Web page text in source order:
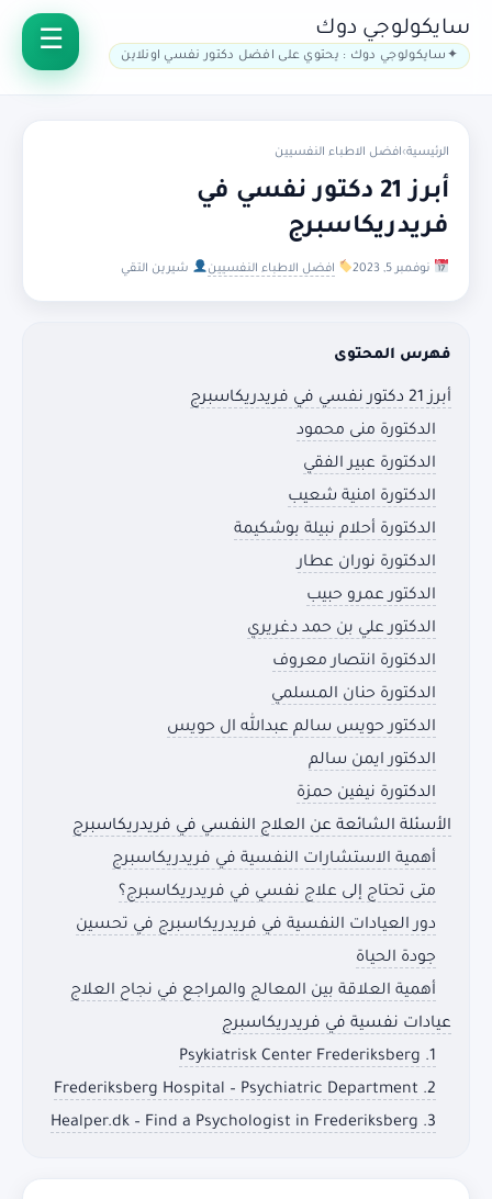
سايكولوجي دوك
سايكولوجي دوك : يحتوي على افضل دكتور نفسي اونلاين
الرئيسية›افضل الاطباء النفسيين
أبرز 21 دكتور نفسي في
فريدريكاسبرج
نوفمبر 5, 2023 افضل الاطباء النفسيين شيرين التقي
فهرس المحتوى
أبرز 21 دكتور نفسي في فريدريكاسبرج
الدكتورة منى محمود
الدكتورة عبير الفقي
الدكتورة امنية شعيب
الدكتورة أحلام نبيلة بوشكيمة
الدكتورة نوران عطار
الدكتور عمرو حبيب
الدكتور علي بن حمد دغريري
الدكتورة انتصار معروف
الدكتورة حنان المسلمي
الدكتور حويس سالم عبدالله ال حويس
الدكتور ايمن سالم
الدكتورة نيفين حمزة
الأسئلة الشائعة عن العلاج النفسي في فريدريكاسبرج
أهمية الاستشارات النفسية في فريدريكاسبرج
متى تحتاج إلى علاج نفسي في فريدريكاسبرج؟
دور العيادات النفسية في فريدريكاسبرج في تحسين
جودة الحياة
أهمية العلاقة بين المعالج والمراجع في نجاح العلاج
عيادات نفسية في فريدريكاسبرج
1. Psykiatrisk Center Frederiksberg
2. Frederiksberg Hospital – Psychiatric Department
3. Healper.dk – Find a Psychologist in Frederiksberg